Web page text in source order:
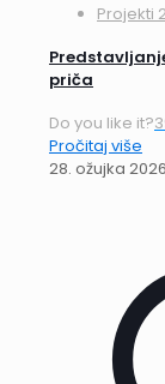
Projekti
priča
Do you like it?
Pročitaj više
28. ožujka